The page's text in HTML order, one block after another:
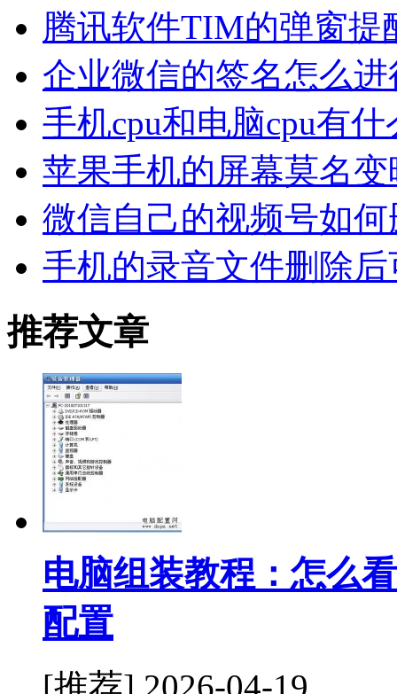
腾讯软件TIM的弹窗提
企业微信的签名怎么
手机cpu和电脑cpu有
苹果手机的屏幕莫名
微信自己的视频号如
手机的录音文件删除
推荐文章
电脑组装教程：怎么
配置